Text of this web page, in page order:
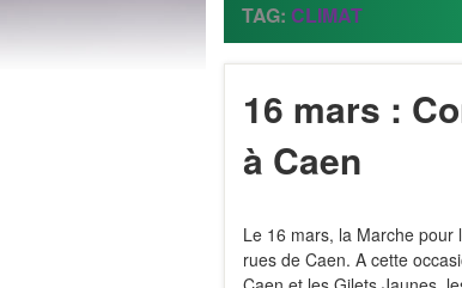
TAG: CLIMAT
16 mars :
à Caen
Le 16 mars, la Marche
rues de Caen. A cette